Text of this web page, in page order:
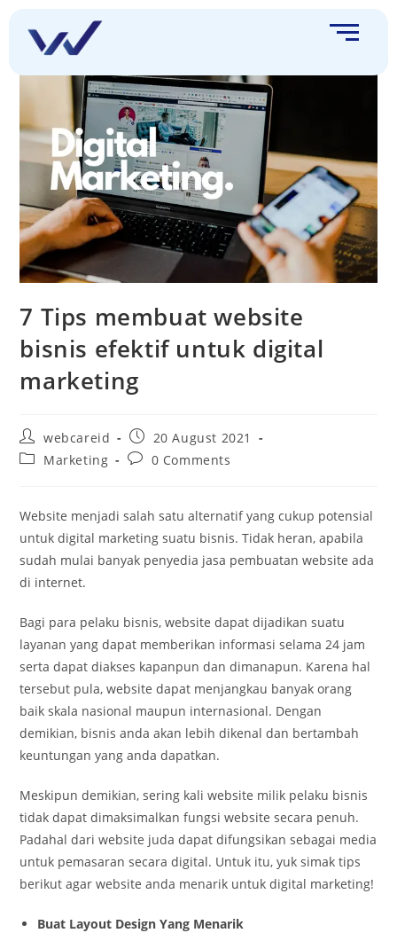
7 Tips membuat website
bisnis efektif untuk digital
marketing
webcareid
20 August 2021
Marketing
0 Comments
Website menjadi salah satu alternatif yang cukup potensial
untuk digital marketing suatu bisnis. Tidak heran, apabila
sudah mulai banyak penyedia jasa pembuatan website ada
di internet.
Bagi para pelaku bisnis, website dapat dijadikan suatu
layanan yang dapat memberikan informasi selama 24 jam
serta dapat diakses kapanpun dan dimanapun. Karena hal
tersebut pula, website dapat menjangkau banyak orang
baik skala nasional maupun internasional. Dengan
demikian, bisnis anda akan lebih dikenal dan bertambah
keuntungan yang anda dapatkan.
Meskipun demikian, sering kali website milik pelaku bisnis
tidak dapat dimaksimalkan fungsi website secara penuh.
Padahal dari website juda dapat difungsikan sebagai media
untuk pemasaran secara digital. Untuk itu, yuk simak tips
berikut agar website anda menarik untuk digital marketing!
Buat Layout Design Yang Menarik